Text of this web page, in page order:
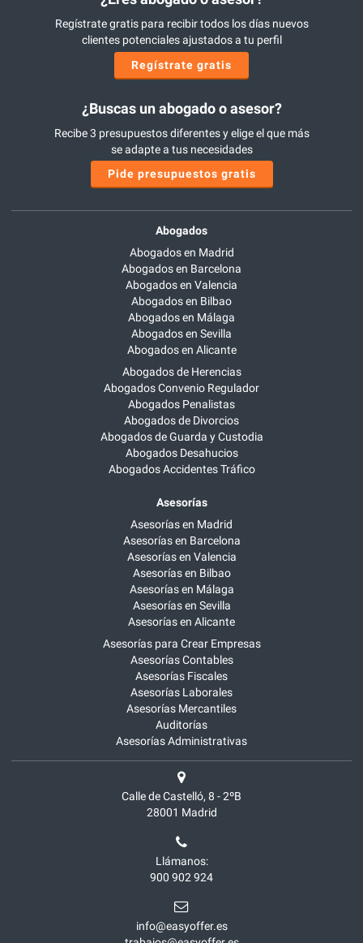
Regístrate gratis para recibir todos los días nuevos
clientes potenciales ajustados a tu perfil
Regístrate gratis
¿Buscas un abogado o asesor?
Recibe 3 presupuestos diferentes y elige el que más
se adapte a tus necesidades
Pide presupuestos gratis
Abogados
Abogados en Madrid
Abogados en Barcelona
Abogados en Valencia
Abogados en Bilbao
Abogados en Málaga
Abogados en Sevilla
Abogados en Alicante
Abogados de Herencias
Abogados Convenio Regulador
Abogados Penalistas
Abogados de Divorcios
Abogados de Guarda y Custodia
Abogados Desahucios
Abogados Accidentes Tráfico
Asesorías
Asesorías en Madrid
Asesorías en Barcelona
Asesorías en Valencia
Asesorías en Bilbao
Asesorías en Málaga
Asesorías en Sevilla
Asesorías en Alicante
Asesorías para Crear Empresas
Asesorías Contables
Asesorías Fiscales
Asesorías Laborales
Asesorías Mercantiles
Auditorías
Asesorías Administrativas
Calle de Castelló, 8 - 2ºB
28001 Madrid
Llámanos:
900 902 924
info@easyoffer.es